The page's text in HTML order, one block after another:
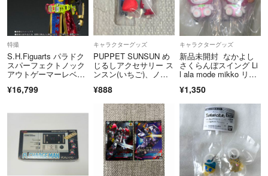
特撮
S.H.Figuarts パラドク
スパーフェクトノック
アウトゲーマーレベル
¥16,799
キャラクターグッズ
PUPPET SUNSUN め
じるしアクセサリー ス
ンスン(いちご)、ノン
¥888
キャラクターグッズ
新品未開封 なかよし
さくらんぼスイング Li
l ala mode mikko リル
ース ガチャ
¥1,350